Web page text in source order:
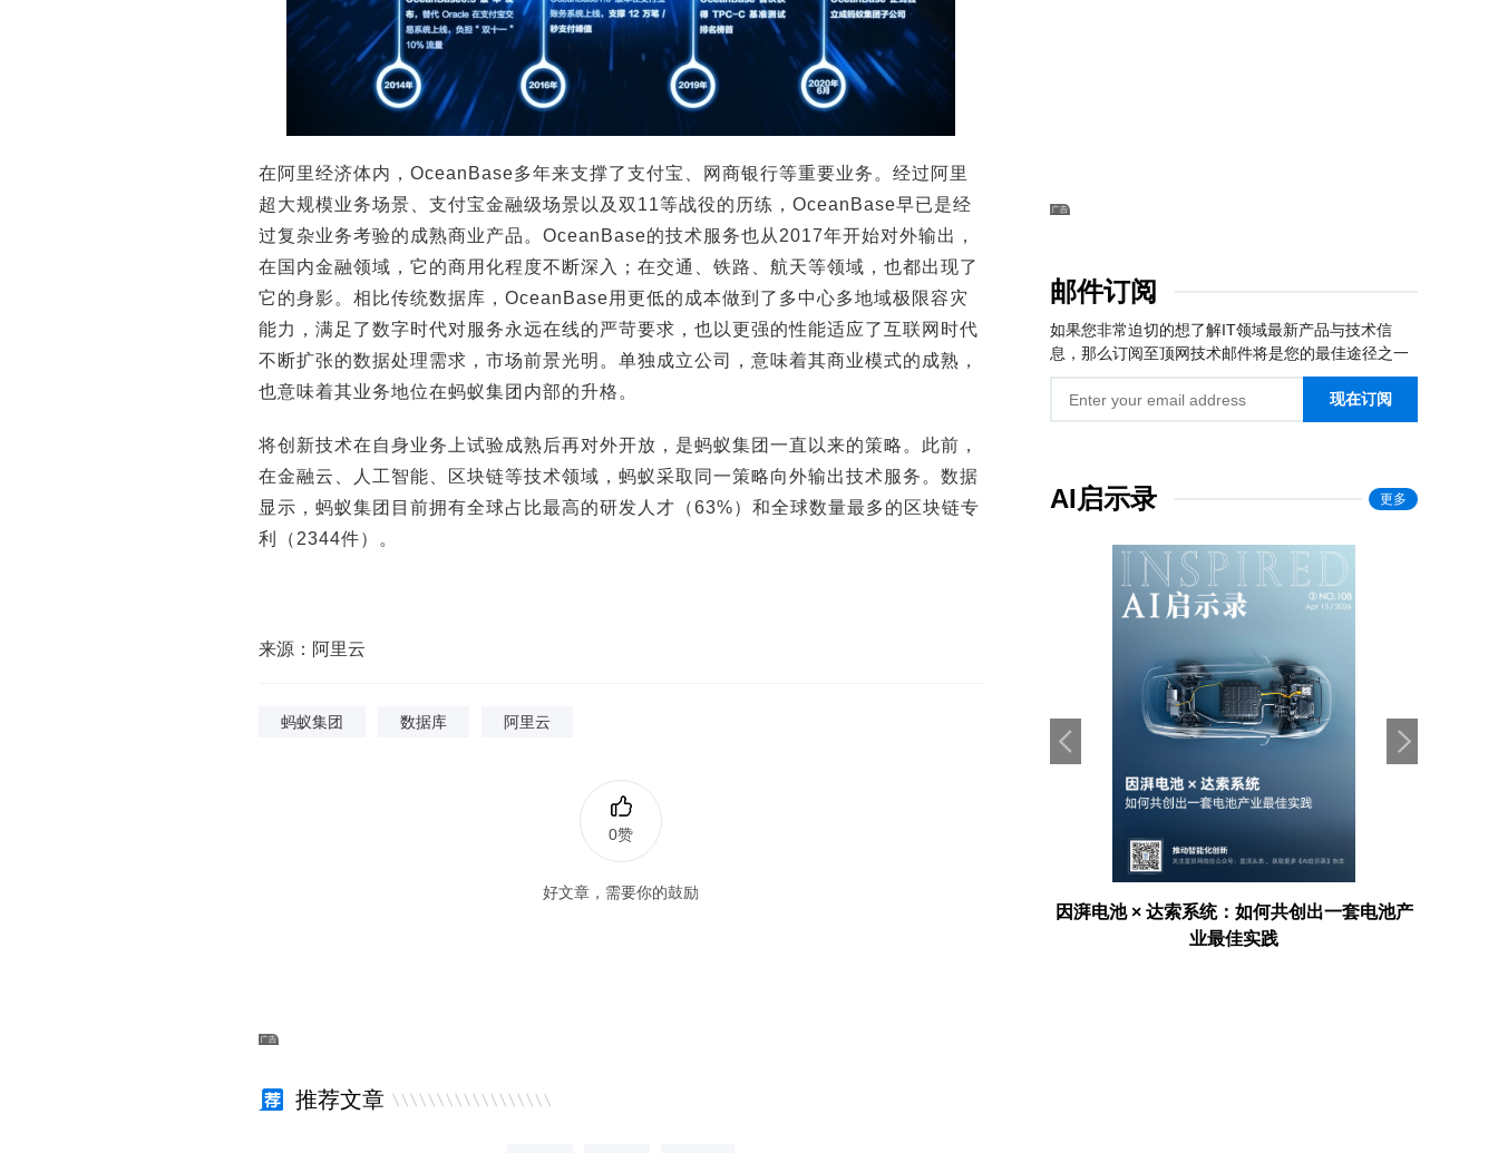
在阿里经济体内，OceanBase多年来支撑了支付宝、网商银行等重要业务。经过阿里
超大规模业务场景、支付宝金融级场景以及双11等战役的历练，OceanBase早已是经
过复杂业务考验的成熟商业产品。OceanBase的技术服务也从2017年开始对外输出，
在国内金融领域，它的商用化程度不断深入；在交通、铁路、航天等领域，也都出现了
它的身影。相比传统数据库，OceanBase用更低的成本做到了多中心多地域极限容灾
能力，满足了数字时代对服务永远在线的严苛要求，也以更强的性能适应了互联网时代
不断扩张的数据处理需求，市场前景光明。单独成立公司，意味着其商业模式的成熟，
也意味着其业务地位在蚂蚁集团内部的升格。
将创新技术在自身业务上试验成熟后再对外开放，是蚂蚁集团一直以来的策略。此前，
在金融云、人工智能、区块链等技术领域，蚂蚁采取同一策略向外输出技术服务。数据
显示，蚂蚁集团目前拥有全球占比最高的研发人才（63%）和全球数量最多的区块链专
利（2344件）。
来源：阿里云
蚂蚁集团 数据库 阿里云
0赞
好文章，需要你的鼓励
推荐文章
邮件订阅
如果您非常迫切的想了解IT领域最新产品与技术信
息，那么订阅至顶网技术邮件将是您的最佳途径之一
现在订阅
AI启示录 更多
因湃电池 × 达索系统：如何共创出一套电池产 AI走进真实世界之后：安全、健康